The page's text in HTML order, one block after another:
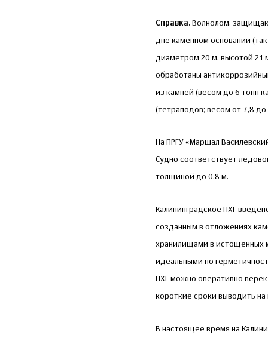
Справка. Волнолом,
дне каменном основании
диаметром 20 м, высотой 21
обработаны
из камней (весом до 6 тонн
(тетраподов; весом от 7,8
На ПРГУ «Маршал
Судно соответствует
толщиной до 0,8 м.
Калининградское ПХГ
созданным в отложениях
хранилищами в истощенных
идеальными по
ПХГ можно оперативно
короткие сроки выводить
В настоящее время на